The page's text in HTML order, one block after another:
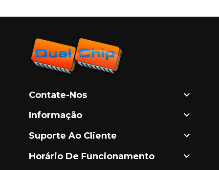
Contate-Nos 
Informação 
Suporte Ao Cliente 
Horário De Funcionamento 